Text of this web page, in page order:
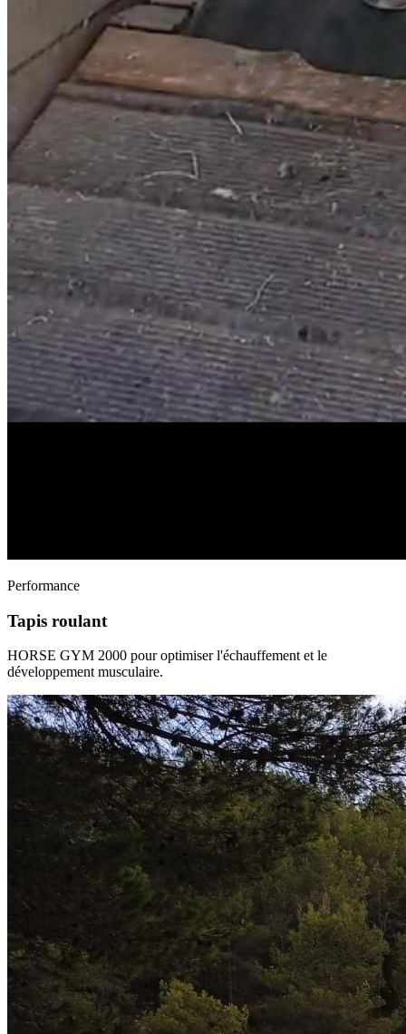
Performance
Tapis roulant
HORSE GYM 2000 pour optimiser l'échauffement et le
développement musculaire.